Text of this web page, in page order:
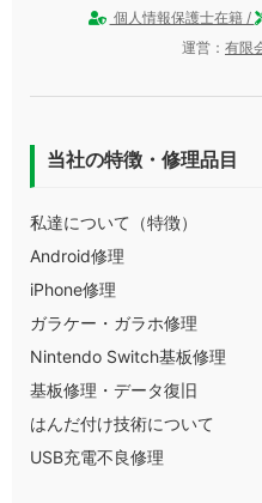
個人情報保護士在籍 /
運営： 有限
当社の特徴・修理品目
私達について（特徴）
Android修理
iPhone修理
ガラケー・ガラホ修理
Nintendo Switch基板修理
基板修理・データ復旧
はんだ付け技術について
USB充電不良修理